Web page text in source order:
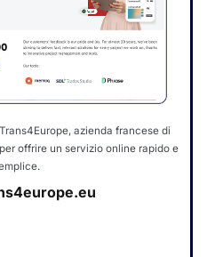
azienda francese di
offrire un servizio online rapido e